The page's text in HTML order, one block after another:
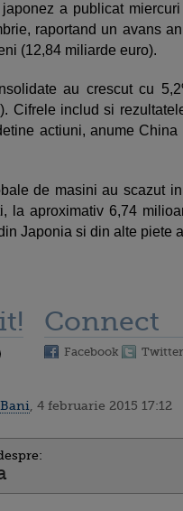
japonez a publicat
raportand un avans
(12,84 miliarde euro).
au crescut cu
Cifrele includ si
actiuni, anume
de masini au scazut
la aproximativ 6,74
Japonia si din alte piete
Connect
Facebook Twitter
, 4 februarie 2015 17:12